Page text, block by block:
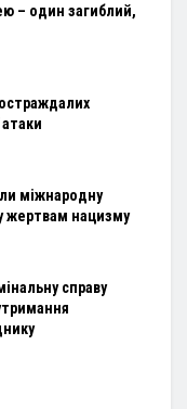
– один загиблий,
атаки
міжнародну
жертвам нацизму
справу